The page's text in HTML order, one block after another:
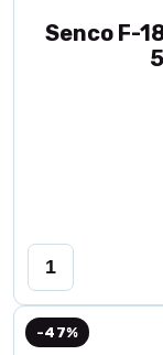
Senco F-
-47%